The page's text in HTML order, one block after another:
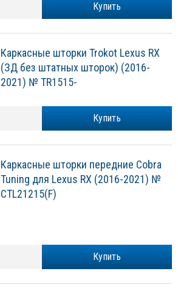
Купить
Каркасные шторки Trokot Lexus RX
(ЗД без штатных шторок) (2016-
2021) № TR1515-
Купить
Каркасные шторки передние Cobra
Tuning для Lexus RХ (2016-2021) №
CTL21215(F)
Купить